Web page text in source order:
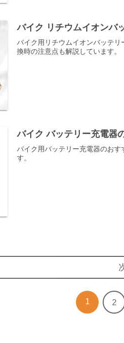
バイク リチウムイオンバ
バイク用リチウムイオンバッテ
換時の注意点も解説しています。
バイク バッテリー充電器
バイク用バッテリー充電器のお
す。
1 2